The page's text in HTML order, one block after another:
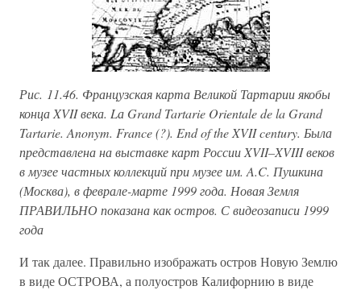
Рис. 11.46. Французская карта Великой Тартарии якобы
конца XVII века. Lа Grand Tartarie Orientale de la Grand
Tartarie. Anonym. France (?). End of the XVII century. Была
представлена на выставке карт России XVII–XVIII веков
в музее частных коллекций при музее им. A.C. Пушкина
(Москва), в феврале-марте 1999 года. Новая Земля
ПРАВИЛЬНО показана как остров. С видеозаписи 1999
года
И так далее. Правильно изображать остров Новую Землю
в виде ОСТРОВА, а полуостров Калифорнию в виде